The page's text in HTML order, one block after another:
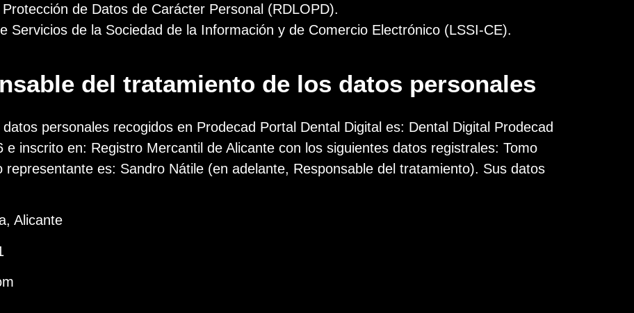
de Datos de Carácter Personal (RDLOPD).
Servicios de la Sociedad de la Información y de Comercio Electrónico (LSSI-CE).
del tratamiento de los datos personales
personales recogidos en Prodecad Portal Dental Digital es: Dental Digital Prodecad
inscrito en: Registro Mercantil de Alicante con los siguientes datos registrales: Tomo
es: Sandro Nátile (en adelante, Responsable del tratamiento). Sus datos
Alicante